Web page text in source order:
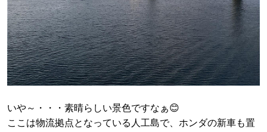
いや～・・・素晴らしい景色ですなぁ😊
ここは物流拠点となっている人工島で、ホンダの新車も置